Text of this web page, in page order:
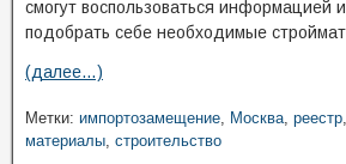
смогут воспользоваться информацией
подобрать себе необходимые
(далее…)
Метки: импортозамещение, Москва, реестр,
материалы, строительство